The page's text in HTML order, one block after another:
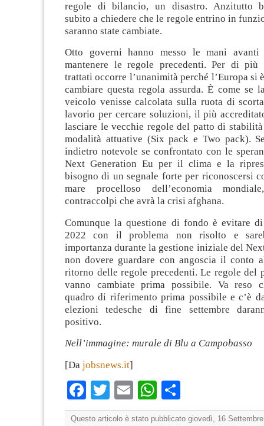
regole di bilancio, un disastro. Anzitutto
subito a chiedere che le regole entrino in
saranno state cambiate.
Otto governi hanno messo le mani
mantenere le regole precedenti. Per di più
trattati occorre l’unanimità perché l’Europa si
cambiare questa regola assurda. È come se
veicolo venisse calcolata sulla ruota di
lavorio per cercare soluzioni, il più
lasciare le vecchie regole del patto di
modalità attuative (Six pack e Two pack).
indietro notevole se confrontato con le
Next Generation Eu per il clima e la
bisogno di un segnale forte per riconoscersi
mare procelloso dell’economia
contraccolpi che avrà la crisi afghana.
Comunque la questione di fondo è evitare
2022 con il problema non risolto e
importanza durante la gestione iniziale del
non dovere guardare con angoscia il conto
ritorno delle regole precedenti. Le regole del
vanno cambiate prima possibile. Va reso
quadro di riferimento prima possibile e c’è
elezioni tedesche di fine settembre
positivo.
Nell’immagine: murale di Blu a Campobasso
[Da jobsnews.it]
Facebook
TwitterEmailWhatsApp
Questo articolo è stato pubblicato giovedì, 16